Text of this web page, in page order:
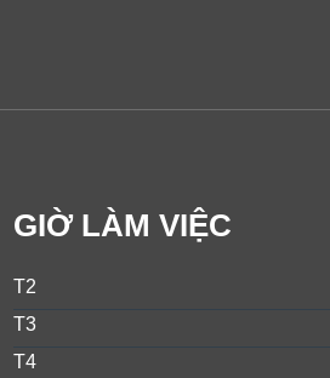
GIỜ LÀM VIỆC
T2
T3
T4